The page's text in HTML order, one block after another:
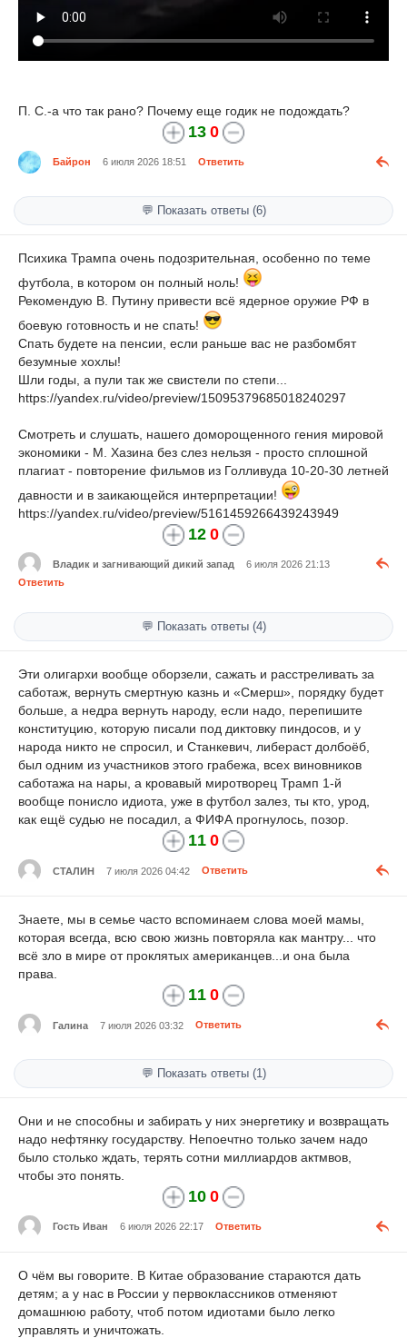
П. С.-а что так рано? Почему еще годик не подождать?
13 0
Байрон 6 июля 2026 18:51 Ответить
💬 Показать ответы (6)
Психика Трампа очень подозрительная, особенно по теме
футбола, в котором он полный ноль!
Рекомендую В. Путину привести всё ядерное оружие РФ в
боевую готовность и не спать!
Спать будете на пенсии, если раньше вас не разбомбят
безумные хохлы!
Шли годы, а пули так же свистели по степи...
https://yandex.ru/video/preview/15095379685018240297
Смотреть и слушать, нашего доморощенного гения мировой
экономики - М. Хазина без слез нельзя - просто сплошной
плагиат - повторение фильмов из Голливуда 10-20-30 летней
давности и в заикающейся интерпретации!
https://yandex.ru/video/preview/5161459266439243949
12 0
Владик и загнивающий дикий запад
6 июля 2026 21:13
Ответить
💬 Показать ответы (4)
Эти олигархи вообще оборзели, сажать и расстреливать за
саботаж, вернуть смертную казнь и «Смерш», порядку будет
больше, а недра вернуть народу, если надо, перепишите
конституцию, которую писали под диктовку пиндосов, и у
народа никто не спросил, и Станкевич, либераст долбоёб,
был одним из участников этого грабежа, всех виновников
саботажа на нары, а кровавый миротворец Трамп 1-й
вообще понисло идиота, уже в футбол залез, ты кто, урод,
как ещё судью не посадил, а ФИФА прогнулось, позор.
11 0
СТАЛИН 7 июля 2026 04:42 Ответить
Знаете, мы в семье часто вспоминаем слова моей мамы,
которая всегда, всю свою жизнь повторяла как мантру... что
всё зло в мире от проклятых американцев...и она была
права.
11 0
Галина 7 июля 2026 03:32 Ответить
💬 Показать ответы (1)
Они и не способны и забирать у них энергетику и возвращать
надо нефтянку государству. Непоечтно только зачем надо
было столько ждать, терять сотни миллиардов актмвов,
чтобы это понять.
10 0
Гость Иван 6 июля 2026 22:17 Ответить
О чём вы говорите. В Китае образование стараются дать
детям; а у нас в России у первоклассников отменяют
домашнюю работу, чтоб потом идиотами было легко
управлять и уничтожать.